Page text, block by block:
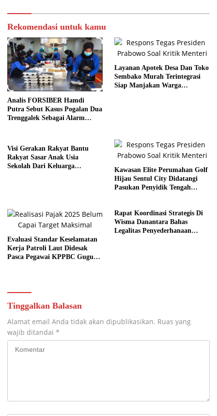
Rekomendasi untuk kamu
Analis FORSIBER Hamdi
Putra Sebut Kasus Pogalan Dua
Trenggalek Sebagai Alarm
Layanan Apotek Desa Dan Toko
Sembako Murah Terintegrasi
Siap Manjakan Warga
Visi Gerakan Rakyat Bantu
Rakyat Sasar Anak Usia
Sekolah Dari Keluarga
Kawasan Elite Perumahan Golf
Hijau Sentul City Didatangi
Pasukan Penyidik Tengah
Evaluasi Standar Keselamatan
Kerja Patroli Laut Didesak
Pasca Pegawai KPPBC Gugur
Rapat Koordinasi Strategis Di
Wisma Danantara Bahas
Legalitas Penyederhanaan
Tinggalkan Balasan
Alamat email Anda tidak akan dipublikasikan. Ruas yang
wajib ditandai *